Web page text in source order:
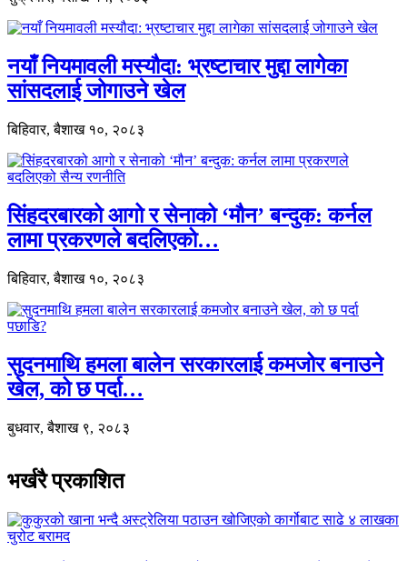
नयाँ नियमावली मस्यौदा: भ्रष्टाचार मुद्दा लागेका
सांसदलाई जोगाउने खेल
बिहिवार, बैशाख १०, २०८३
सिंहदरबारको आगो र सेनाको ‘मौन’ बन्दुक: कर्नल
लामा प्रकरणले बदलिएको…
बिहिवार, बैशाख १०, २०८३
सुदनमाथि हमला बालेन सरकारलाई कमजोर बनाउने
खेल, को छ पर्दा…
बुधवार, बैशाख ९, २०८३
भर्खरै प्रकाशित